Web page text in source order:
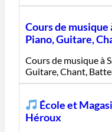
Cours de
Piano, Guitare,
Cours de musique à
Guitare, Chant,
École et
Héroux